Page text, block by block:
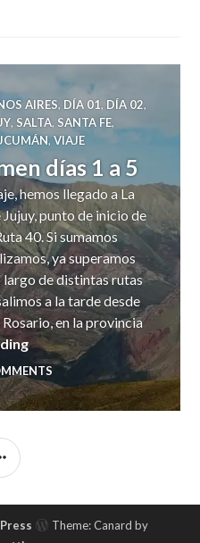
AIRES, DÍA 01, DÍA 02,
, SALTA, SANTA FE,
,VIAJE
días 1 a 5
hemos llegado a La
punto de inicio de
40. Si sumamos
ya superamos
largo de distintas rutas
a la tarde desde
en la provincia
Ruta 40 – Resumen días 1
SIDEBAR
Theme: Canard by